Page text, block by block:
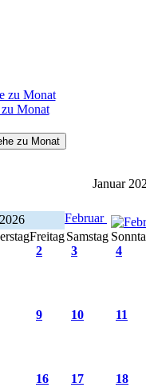
Monat
zu Monat
Januar
Februar
FreitagSamstag
2 3 4
9 10 11
16 17 18